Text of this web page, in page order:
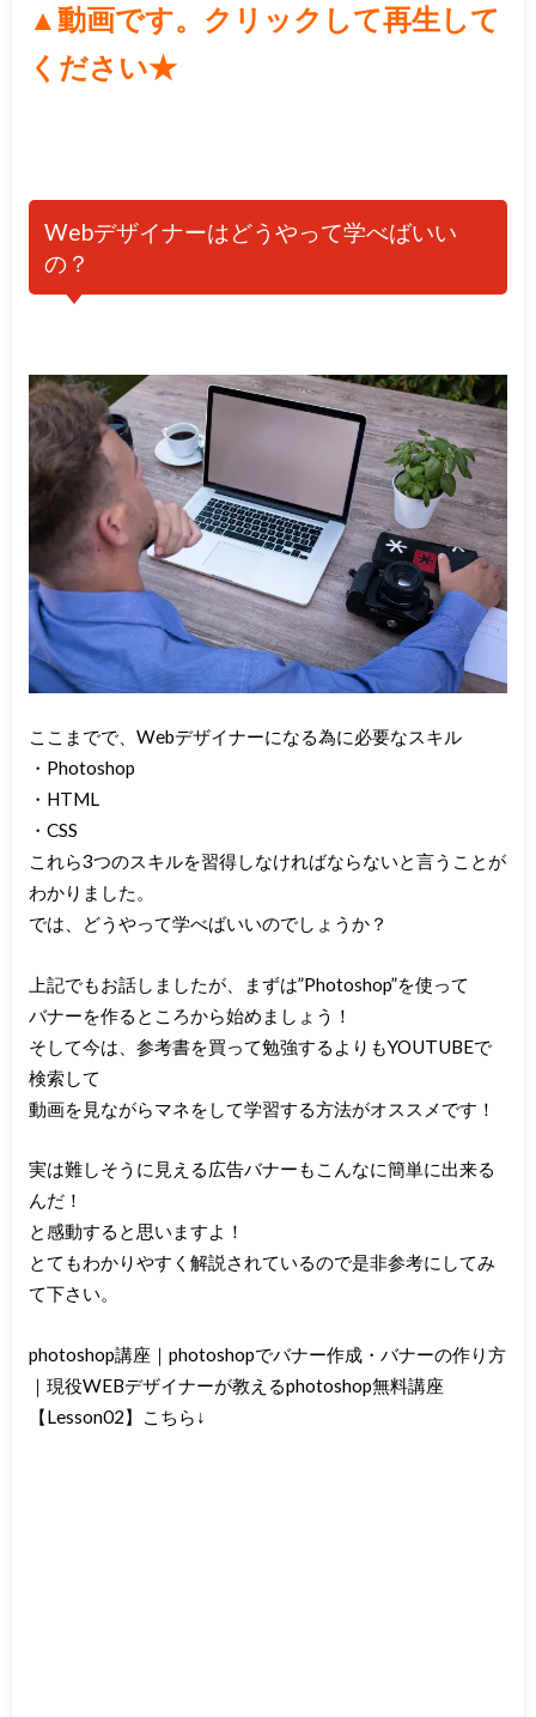
▲動画です。クリックして再生して
ください★
Webデザイナーはどうやって学べばいい
の？
ここまでで、Webデザイナーになる為に必要なスキル
・Photoshop
・HTML
・CSS
これら3つのスキルを習得しなければならないと言うことが
わかりました。
では、どうやって学べばいいのでしょうか？
上記でもお話しましたが、まずは”Photoshop”を使って
バナーを作るところから始めましょう！
そして今は、参考書を買って勉強するよりもYOUTUBEで
検索して
動画を見ながらマネをして学習する方法がオススメです！
実は難しそうに見える広告バナーもこんなに簡単に出来る
んだ！
と感動すると思いますよ！
とてもわかりやすく解説されているので是非参考にしてみ
て下さい。
photoshop講座｜photoshopでバナー作成・バナーの作り方
｜現役WEBデザイナーが教えるphotoshop無料講座
【Lesson02】
こちら↓